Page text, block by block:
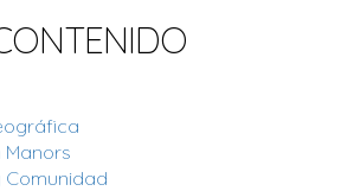
Manors
Comunidad